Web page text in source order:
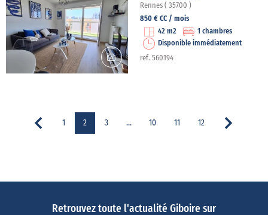
Rennes ( 35700 )
850 € CC / mois
42 m2
1 chambres
Disponible immédiatement
ref. 560194
1 2 3 … 10 11 12
Retrouvez toute l'actualité Giboire sur